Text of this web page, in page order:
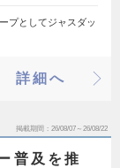
プとしてジャスダッ
詳細へ
掲載期間 26/08/07～26/08/22
普及を推